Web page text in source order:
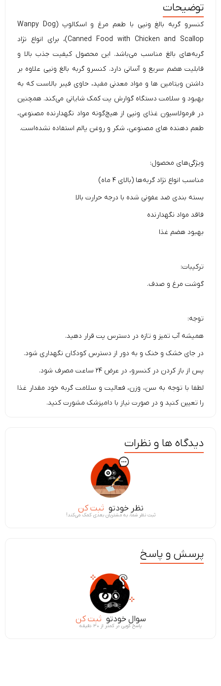
توضیحات
کنسرو گربه بالغ ونپی با طعم مرغ و اسکالوپ (Wanpy Dog
Canned Food with Chicken and Scallop)، برای انواع نژاد
گربه‌های بالغ مناسب می‌باشد. این محصول کیفیت جذب بالا و
قابلیت هضم سریع و آسانی دارد. کنسرو گربه بالغ ونپی علاوه بر
داشتن ویتامین ها و مواد معدنی مفید، حاوی فیبر بالاست که به
بهبود و سلامت دستگاه گوارش پت کمک شایانی می‌کند. همچنین
در فرمولاسیون غذای ونپی از هیچ‌گونه مواد نگهدارنده مصنوعی،
طعم دهنده های مصنوعی، شکر و روغن پالم استفاده نشده‌است.
ویژگی‌های محصول:
مناسب انواع نژاد گربه‌ها (بالای ۴ ماه)
بسته بندی ضد عفونی شده با درجه حرارت بالا
فاقد مواد نگهدارنده
بهبود هضم غذا
ترکیبات:
گوشت مرغ و صدف.
توجه:
همیشه آب تمیز و تازه در دسترس پت قرار دهید.
در جای خشک و خنک و به دور از دسترس کودکان نگهداری شود.
پس از باز کردن در کنسرو، در عرض ۲۴ ساعت مصرف شود.
لطفا با توجه به سن، وزن، فعالیت و سلامت گربه خود مقدار غذا
را تعیین کنید و در صورت نیاز با دامپزشک مشورت کنید.
دیدگاه ها و نظرات
نظر خودتو ثبت کن
ثبت نظر شما، به مشتریان بعدی کمک می‌کند!
پرسش و پاسخ
سوال خودتو ثبت کن
پاسخ گویی در کمتر از ۳۰ دقیقه